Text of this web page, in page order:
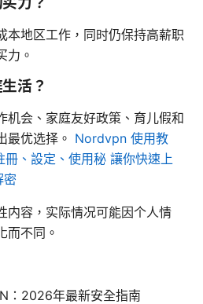
本地区工作，同时仍保持高薪职
力。
活？
机会、家庭友好政策、育儿假和
最优选择。 Nordvpn 使用教
、設定、使用秘 讓你快速上
密
内容，实际情况可能因个人情
而不同。
：2026年最新安全指南